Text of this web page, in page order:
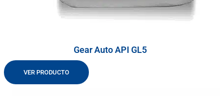
Gear Auto API GL5
VER PRODUCTO